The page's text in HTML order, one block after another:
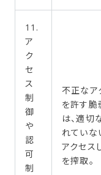
11.
ア
ク
セ
ス
制
御
や
認
可
制
不正なア
を許す脆
は、適切
れていな
アクセス
を搾取。